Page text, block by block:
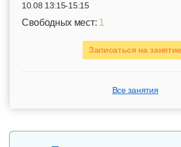
10.08 13:15-15:15
Свободных мест: 1
Записаться на занятие
Все занятия